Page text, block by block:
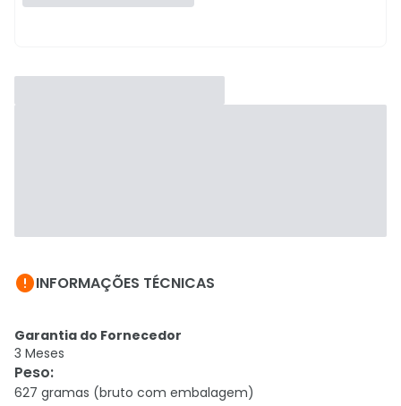
INFORMAÇÕES TÉCNICAS
Garantia do Fornecedor
3 Meses
Peso:
627 gramas (bruto com embalagem)